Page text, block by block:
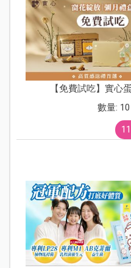
【免費試吃】實心
數量: